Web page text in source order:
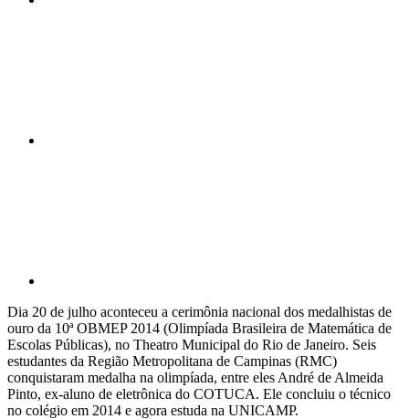
Dia 20 de julho aconteceu a cerimônia nacional dos medalhistas de
ouro da 10ª OBMEP 2014 (Olimpíada Brasileira de Matemática de
Escolas Públicas), no Theatro Municipal do Rio de Janeiro. Seis
estudantes da Região Metropolitana de Campinas (RMC)
conquistaram medalha na olimpíada, entre eles André de Almeida
Pinto, ex-aluno de eletrônica do COTUCA. Ele concluiu o técnico
no colégio em 2014 e agora estuda na UNICAMP.